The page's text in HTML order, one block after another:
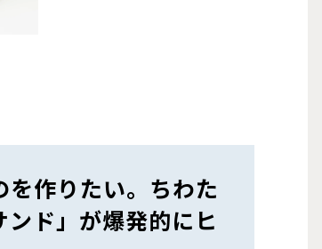
作りたい。ちわた
ド」が爆発的にヒ